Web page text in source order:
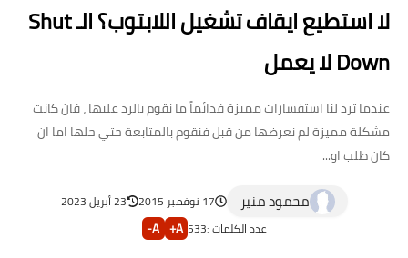
لا استطيع ايقاف تشغيل اللابتوب؟ الـ Shut
Down لا يعمل
عندما ترد لنا استفسارات مميزة فدائماً ما نقوم بالرد عليها ، فان كانت
مشكلة مميزة لم نعرضها من قبل فنقوم بالمتابعة حتي حلها اما ان
كان طلب او...
محمود منير 17 نوفمبر 2015
23 أبريل 2023
عدد الكلمات :533
A+
A-